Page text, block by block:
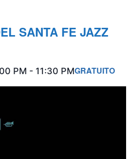
SANTA FE JAZZ
PM - 11:30 PMGRATUITO